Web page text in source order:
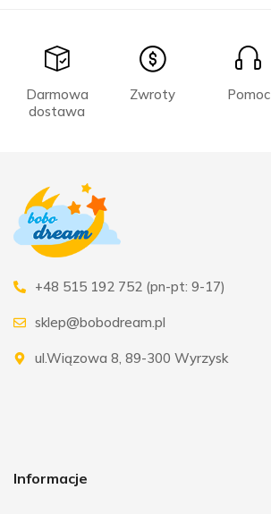
Darmowa
dostawa
Zwroty Pomoc
+48 515 192 752 (pn-pt: 9-17)
sklep@bobodream.pl
ul.Wiązowa 8, 89-300 Wyrzysk
Informacje